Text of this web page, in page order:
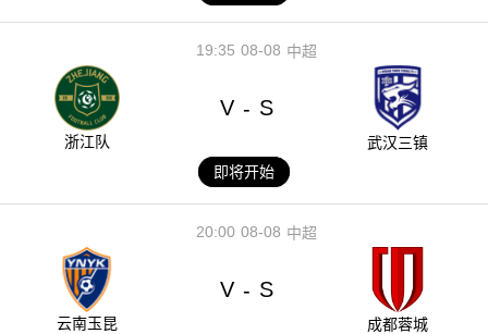
08-08
19:35 中超
浙江队
V - S
武汉三镇
即将开始
08-08
20:00 中超
云南玉昆
V - S
成都蓉城